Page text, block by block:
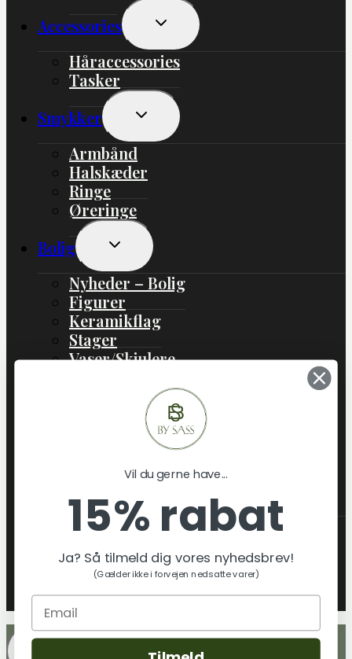
Accessories
Skift
Undermenu
Håraccessories
Tasker
Smykker
Skift
Undermenu
Armbånd
Halskæder
Ringe
Øreringe
Bolig
Skift
Undermenu
Nyheder – Bolig
Figurer
Keramikflag
Stager
Vaser/Skjulere
Boligtekstil
Undermenu
Hvem er By Sass
Tekstilmaterialer & certificeringer
By sass´ Leverandører
Blog
Vil du gerne have...
15% rabat
Ja? Så tilmeld dig vores nyhedsbrev!
(Gælder ikke i forvejen nedsatte varer)